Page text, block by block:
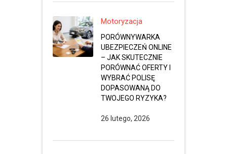
Motoryzacja
PORÓWNYWARKA
UBEZPIECZEŃ ONLINE
– JAK SKUTECZNIE
PORÓWNAĆ OFERTY I
WYBRAĆ POLISĘ
DOPASOWANĄ DO
TWOJEGO RYZYKA?
26 lutego, 2026